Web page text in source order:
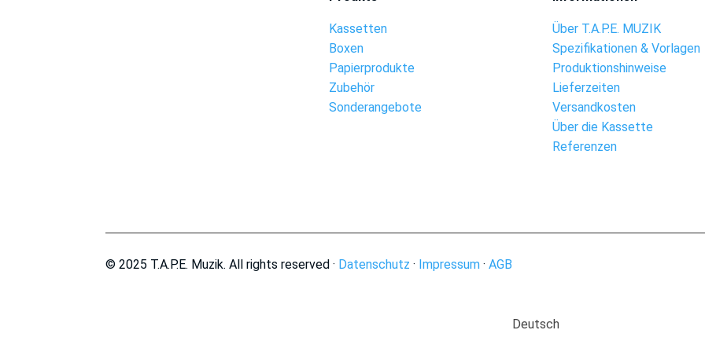
Kassetten
Boxen
Papierprodukte
Zubehör
Sonderangebote
Über T.A.P.E. MUZIK
Spezifikationen & Vorlagen
Produktionshinweise
Lieferzeiten
Versandkosten
Über die Kassette
Referenzen
© 2025 T.A.P.E. Muzik. All rights reserved · Datenschutz · Impressum ·AGB
Deutsch